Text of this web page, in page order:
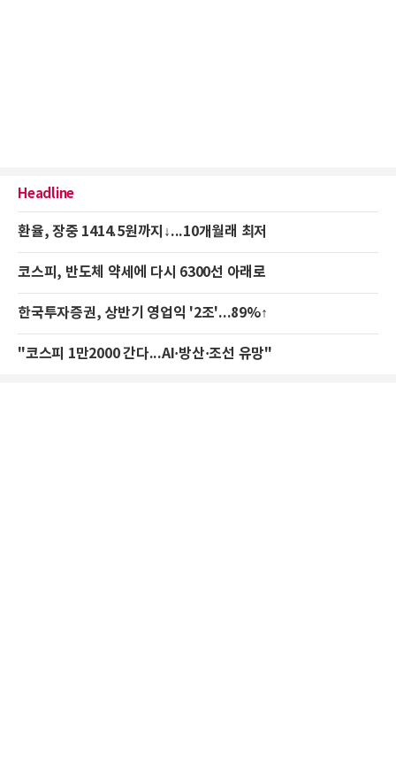
Headline
환율, 장중 1414.5원까지↓...10개월래 최저
코스피, 반도체 약세에 다시 6300선 아래로
한국투자증권, 상반기 영업익 '2조'...89%↑
"코스피 1만2000 간다...AI·방산·조선 유망"